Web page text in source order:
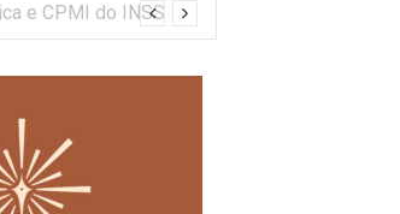
e CPMI do INSS